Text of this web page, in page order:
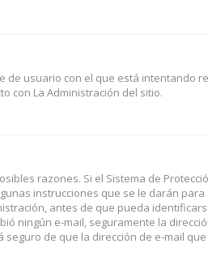
de usuario con el que está intentando
con La Administración del sitio.
razones. Si el Sistema de
instrucciones que se le darán para
antes de que pueda
ningún e-mail, seguramente la
de que la dirección de e-mail